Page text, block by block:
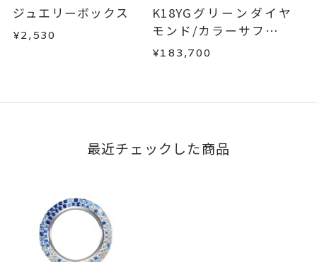
ジュエリーボックス
¥2,530
K18YGグリーンダイヤ
モンド/カラーサファイ
ア/ダイヤモンドピアス
¥183,700
最近チェックした商品